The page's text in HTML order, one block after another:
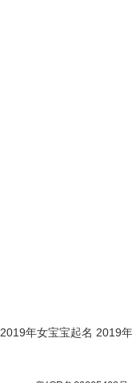
2019年女宝宝起名 2019